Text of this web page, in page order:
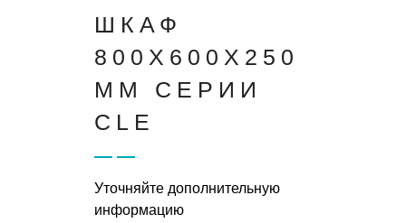
ШКАФ
800X600X250
ММ СЕРИИ
CLE
Уточняйте дополнительную
информацию